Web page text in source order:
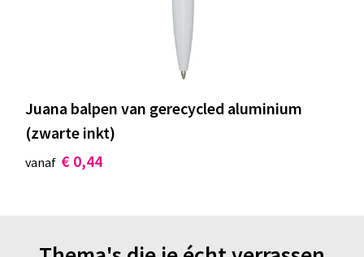
Juana balpen van gerecycled aluminium
(zwarte inkt)
vanaf € 0,44